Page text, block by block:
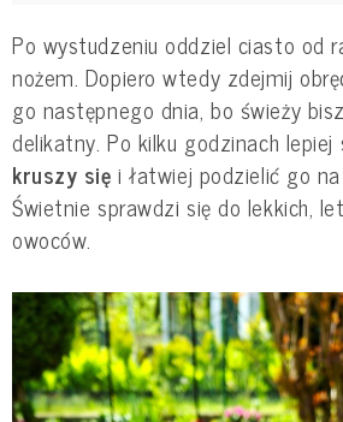
Po wystudzeniu oddziel ciasto od
nożem. Dopiero wtedy zdejmij
go następnego dnia, bo świeży
delikatny. Po kilku godzinach lepiej
kruszy się i łatwiej podzielić go
Świetnie sprawdzi się do lekkich,
owoców.